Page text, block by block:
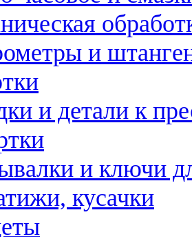
и
и детали к
и ключи
кусачки